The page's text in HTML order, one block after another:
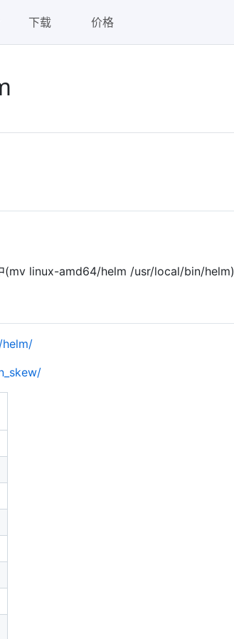
下载 价格
(mv linux-amd64/helm /usr/local/bin/helm)